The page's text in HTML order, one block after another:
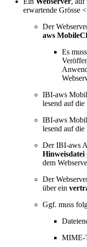
erwartende Grösse
Der
aws
Es
IBI-aws
lesend auf
IBI-aws
lesend auf
Der IBI-aws
Hinweisdatei
dem
Der
über ein
Ggf. muss
MIME-